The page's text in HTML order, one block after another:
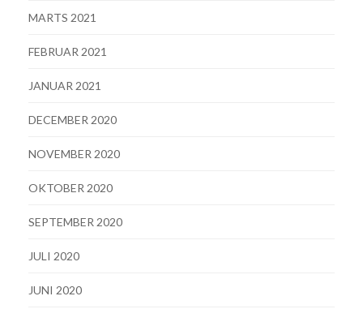
MARTS 2021
FEBRUAR 2021
JANUAR 2021
DECEMBER 2020
NOVEMBER 2020
OKTOBER 2020
SEPTEMBER 2020
JULI 2020
JUNI 2020